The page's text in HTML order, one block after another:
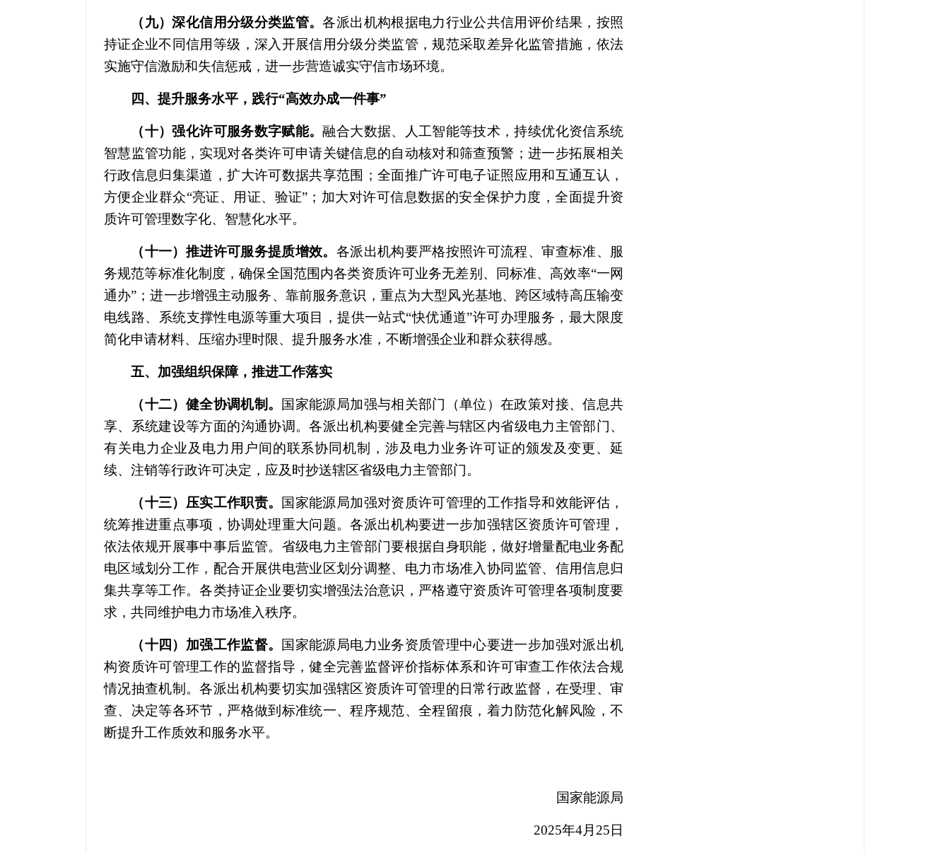
（九）深化信用分级分类监管。各派出机构根据电力行业公共信用评价结果，按照
持证企业不同信用等级，深入开展信用分级分类监管，规范采取差异化监管措施，依法
实施守信激励和失信惩戒，进一步营造诚实守信市场环境。
四、提升服务水平，践行“高效办成一件事”
（十）强化许可服务数字赋能。融合大数据、人工智能等技术，持续优化资信系统
智慧监管功能，实现对各类许可申请关键信息的自动核对和筛查预警；进一步拓展相关
行政信息归集渠道，扩大许可数据共享范围；全面推广许可电子证照应用和互通互认，
方便企业群众“亮证、用证、验证”；加大对许可信息数据的安全保护力度，全面提升资
质许可管理数字化、智慧化水平。
（十一）推进许可服务提质增效。 各派出机构要严格按照许可流程、审查标准、服
务规范等标准化制度，确保全国范围内各类资质许可业务无差别、同标准、高效率“一网
通办”；进一步增强主动服务、靠前服务意识，重点为大型风光基地、跨区域特高压输变
电线路、系统支撑性电源等重大项目，提供一站式“快优通道”许可办理服务，最大限度
简化申请材料、压缩办理时限、提升服务水准，不断增强企业和群众获得感。
五、加强组织保障，推进工作落实
（十二）健全协调机制。
国家能源局加强与相关部门（单位）在政策对接、信息共
享、系统建设等方面的沟通协调。各派出机构要健全完善与辖区内省级电力主管部门、
有关电力企业及电力用户间的联系协同机制，涉及电力业务许可证的颁发及变更、延
续、注销等行政许可决定，应及时抄送辖区省级电力主管部门。
（十三）压实工作职责。
国家能源局加强对资质许可管理的工作指导和效能评估，
统筹推进重点事项，协调处理重大问题。各派出机构要进一步加强辖区资质许可管理，
依法依规开展事中事后监管。省级电力主管部门要根据自身职能，做好增量配电业务配
电区域划分工作，配合开展供电营业区划分调整、电力市场准入协同监管、信用信息归
集共享等工作。各类持证企业要切实增强法治意识，严格遵守资质许可管理各项制度要
求，共同维护电力市场准入秩序。
（十四）加强工作监督。
国家能源局电力业务资质管理中心要进一步加强对派出机
构资质许可管理工作的监督指导，健全完善监督评价指标体系和许可审查工作依法合规
情况抽查机制。各派出机构要切实加强辖区资质许可管理的日常行政监督，在受理、审
查、决定等各环节，严格做到标准统一、程序规范、全程留痕，着力防范化解风险，不
断提升工作质效和服务水平。
国家能源局
2025年4月25日